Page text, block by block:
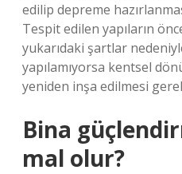
edilip depreme
Tespit edilen yapıların
yukarıdaki şartlar
yapılamıyorsa kentsel
yeniden inşa edilmesi
Bina
mal olur?